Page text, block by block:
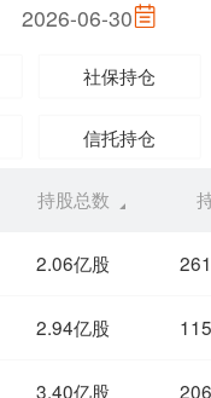
2026-06-30
社保持仓
信托持仓
持股总数
2.06亿股
2.94亿股
3.40亿股